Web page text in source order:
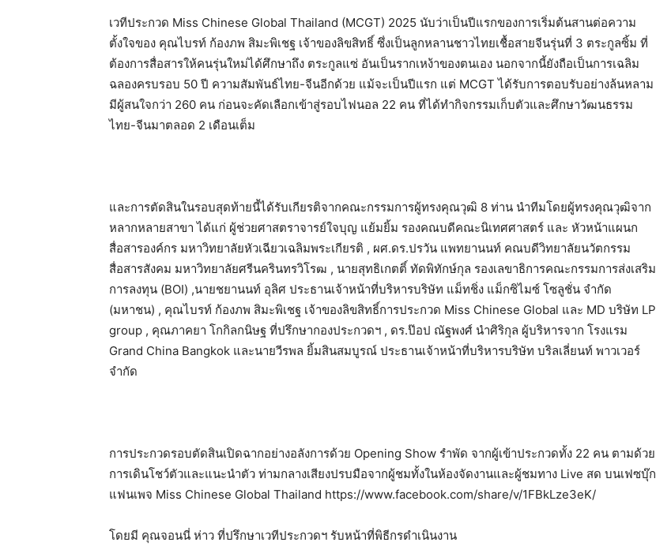
เวทีประกวด Miss Chinese Global Thailand (MCGT) 2025 นับว่าเป็นปีแรกของการเริ่มต้นสานต่อความ
ตั้งใจของ คุณไบรท์ ก้องภพ สิมะพิเชฐ เจ้าของลิขสิทธิ์ ซึ่งเป็นลูกหลานชาวไทยเชื้อสายจีนรุ่นที่ 3 ตระกูลซิ้ม ที่
ต้องการสื่อสารให้คนรุ่นใหม่ได้ศึกษาถึง ตระกูลแซ่ อันเป็นรากเหง้าของตนเอง นอกจากนี้ยังถือเป็นการเฉลิม
ฉลองครบรอบ 50 ปี ความสัมพันธ์ไทย-จีนอีกด้วย แม้จะเป็นปีแรก แต่ MCGT ได้รับการตอบรับอย่างล้นหลาม
มีผู้สนใจกว่า 260 คน ก่อนจะคัดเลือกเข้าสู่รอบไฟนอล 22 คน ที่ได้ทำกิจกรรมเก็บตัวและศึกษาวัฒนธรรม
ไทย-จีนมาตลอด 2 เดือนเต็ม
และการตัดสินในรอบสุดท้ายนี้ได้รับเกียรติจากคณะกรรมการผู้ทรงคุณวุฒิ 8 ท่าน นำทีมโดยผู้ทรงคุณวุฒิจาก
หลากหลายสาขา ได้แก่ ผู้ช่วยศาสตราจารย์ใจบุญ แย้มยิ้ม รองคณบดีคณะนิเทศศาสตร์ และ หัวหน้าแผนก
สื่อสารองค์กร มหาวิทยาลัยหัวเฉียวเฉลิมพระเกียรติ , ผศ.ดร.ปรวัน แพทยานนท์ คณบดีวิทยาลัยนวัตกรรม
สื่อสารสังคม มหาวิทยาลัยศรีนครินทรวิโรฒ , นายสุทธิเกตติ์ ทัดพิทักษ์กุล รองเลขาธิการคณะกรรมการส่งเสริม
การลงทุน (BOI) ,นายชยานนท์ อุลิศ ประธานเจ้าหน้าที่บริหารบริษัท แม็ทชิ่ง แม็กซิไมซ์ โซลูชั่น จำกัด
(มหาชน) , คุณไบรท์ ก้องภพ สิมะพิเชฐ เจ้าของลิขสิทธิ์การประกวด Miss Chinese Global และ MD บริษัท LP
group , คุณภาคยา โกกิลกนิษฐ ที่ปรึกษากองประกวดฯ , ดร.ป๊อป ณัฐพงศ์ นำศิริกุล ผู้บริหารจาก โรงแรม
Grand China Bangkok และนายวีรพล ยิ้มสินสมบูรณ์ ประธานเจ้าหน้าที่บริหารบริษัท บริลเลี่ยนท์ พาวเวอร์
จำกัด
การประกวดรอบตัดสินเปิดฉากอย่างอลังการด้วย Opening Show รำพัด จากผู้เข้าประกวดทั้ง 22 คน ตามด้วย
การเดินโชว์ตัวและแนะนำตัว ท่ามกลางเสียงปรบมือจากผู้ชมทั้งในห้องจัดงานและผู้ชมทาง Live สด บนเฟซบุ๊ก
แฟนเพจ Miss Chinese Global Thailand https://www.facebook.com/share/v/1FBkLze3eK/
โดยมี คุณจอนนี่ ห่าว ที่ปรึกษาเวทีประกวดฯ รับหน้าที่พิธีกรดำเนินงาน